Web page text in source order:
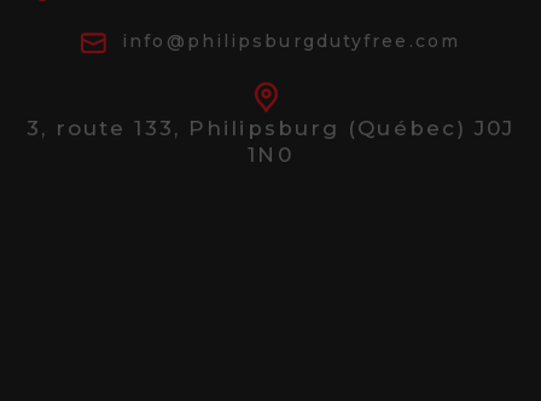
info@philipsburgdutyfree.com
3, route 133, Philipsburg (Québec) J0J
1N0